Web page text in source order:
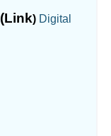
) Digital